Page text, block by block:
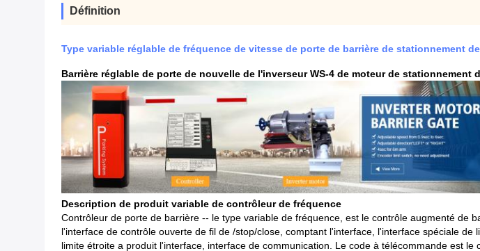
Définition
Type variable réglable de fréquence de vitesse de porte de barrière de stationnement
Barrière réglable de porte de nouvelle de l'inverseur WS-4 de moteur de stationnement
Description de produit variable de contrôleur de fréquence
Contrôleur de porte de barrière -- le type variable de fréquence, est le contrôle augmenté de
l'interface de contrôle ouverte de fil de /stop/close, comptant l'interface, l'interface spéciale
limite étroite a produit l'interface, interface de communication. Le code à télécommande est